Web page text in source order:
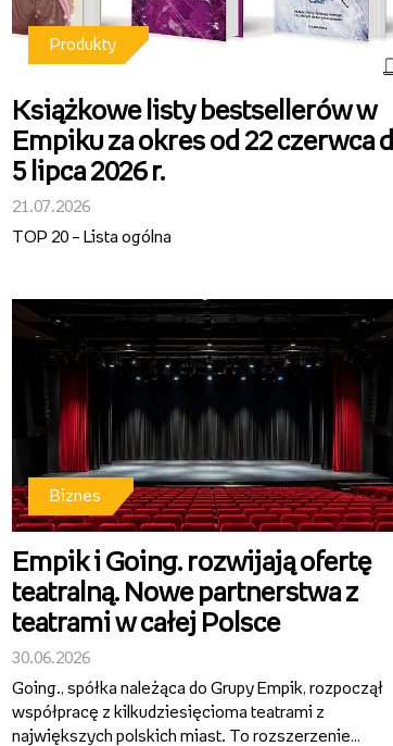
Produkty
Książkowe listy bestsellerów w
Empiku za okres od 22 czerwca
5 lipca 2026 r.
21.07.2026
TOP 20 – Lista ogólna
Biznes
Empik i Going. rozwijają ofertę
teatralną. Nowe partnerstwa z
teatrami w całej Polsce
30.06.2026
Going., spółka należąca do Grupy Empik, rozpoczął
współpracę z kilkudziesięcioma teatrami z
największych polskich miast. To rozszerzenie